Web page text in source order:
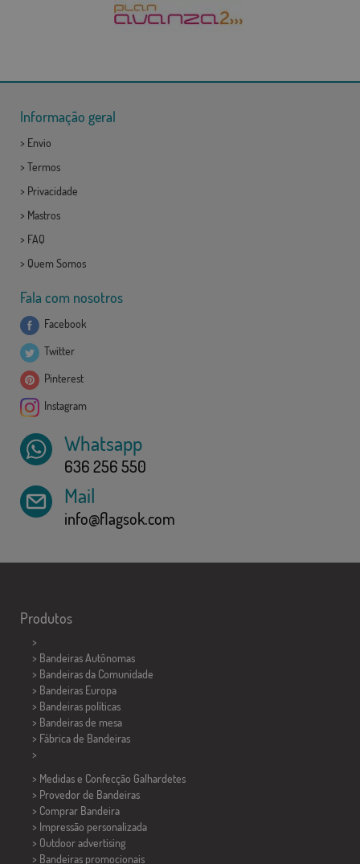
Informação geral
> Envio
> Termos
> Privacidade
> Mastros
> FAQ
> Quem Somos
Fala com nosotros
Facebook
Twitter
Pinterest
Instagram
Whatsapp
636 256 550
Mail
info@flagsok.com
Produtos
>
> Bandeiras Autônomas
> Bandeiras da Comunidade
> Bandeiras Europa
> Bandeiras políticas
> Bandeiras de mesa
> Fábrica de Bandeiras
>
> Medidas e Confecção Galhardetes
> Provedor de Bandeiras
> Comprar Bandeira
> Impressão personalizada
> Outdoor advertising
> Bandeiras promocionais